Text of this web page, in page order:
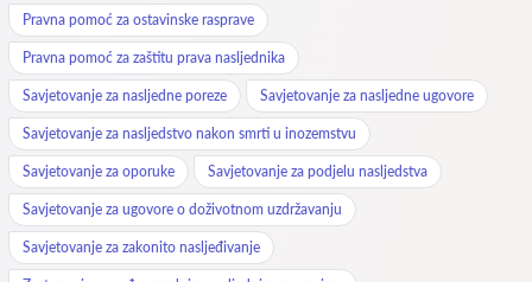
Pravna pomoć za ostavinske rasprave
Pravna pomoć za zaštitu prava nasljednika
Savjetovanje za nasljedne poreze Savjetovanje za nasljedne ugovore
Savjetovanje za nasljedstvo nakon smrti u inozemstvu
Savjetovanje za oporuke Savjetovanje za podjelu nasljedstva
Savjetovanje za ugovore o doživotnom uzdržavanju
Savjetovanje za zakonito nasljeđivanje